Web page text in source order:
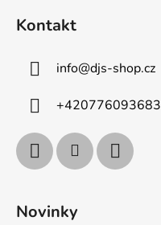
Kontakt
info@djs-shop.cz
+420776093683
Novinky